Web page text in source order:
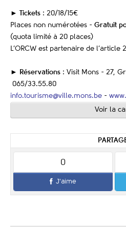
► Tickets : 20/18/15€
Places non numérotées - Gratuit
(quota limité à 20 places)
L’ORCW est partenaire de l’article
► Réservations : Visit Mons - 27,
065/33.55.80
info.tourisme@ville.mons.be -
Voir la
0
J'aime